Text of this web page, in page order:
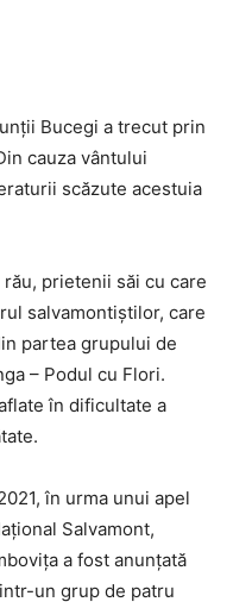
Bucegi a trecut prin
cauza vântului
scăzute acestuia
prietenii săi cu care
salvamontiștilor, care
partea grupului de
– Podul cu Flori.
în dificultate a
în urma unui apel
Salvamont,
a fost anunțată
un grup de patru